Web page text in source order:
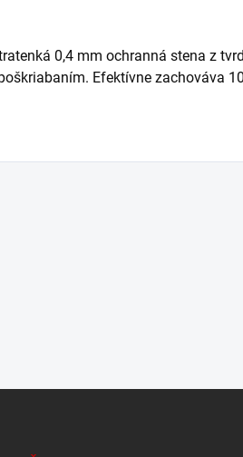
0,4 mm ochranná stena z
Efektívne zachováva